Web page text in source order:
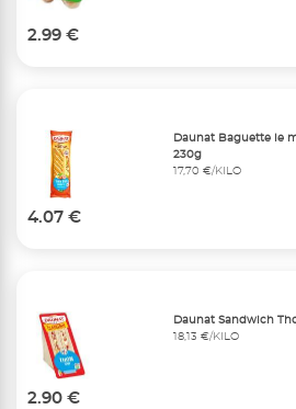
2.99 €
Daunat Baguette le
230g
17,70 €/KILO
4.07 €
Daunat Sandwich
18,13 €/KILO
2.90 €